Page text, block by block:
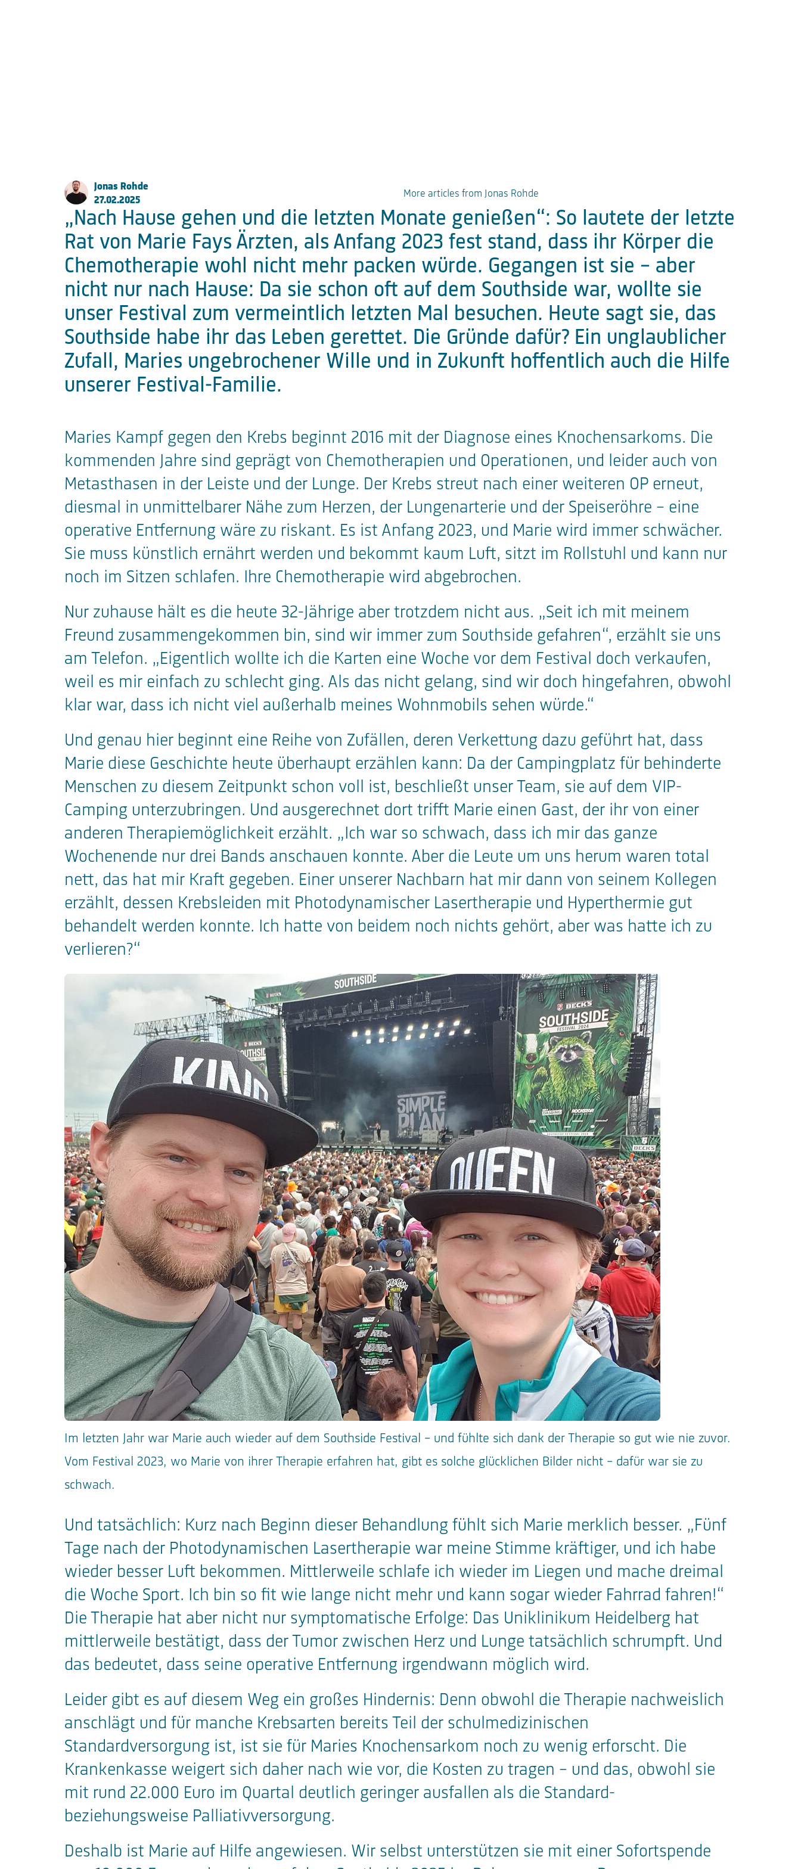
instagramlinkedin
Jonas Rohde
27.02.2025
More articles from Jonas Rohde
„Nach Hause gehen und die letzten Monate genießen“: So lautete der letzte
Rat von Marie Fays Ärzten, als Anfang 2023 fest stand, dass ihr Körper die
Chemotherapie wohl nicht mehr packen würde. Gegangen ist sie – aber
nicht nur nach Hause: Da sie schon oft auf dem Southside war, wollte sie
unser Festival zum vermeintlich letzten Mal besuchen. Heute sagt sie, das
Southside habe ihr das Leben gerettet. Die Gründe dafür? Ein unglaublicher
Zufall, Maries ungebrochener Wille und in Zukunft hoffentlich auch die Hilfe
unserer Festival-Familie.
Maries Kampf gegen den Krebs beginnt 2016 mit der Diagnose eines Knochensarkoms. Die
kommenden Jahre sind geprägt von Chemotherapien und Operationen, und leider auch von
Metasthasen in der Leiste und der Lunge. Der Krebs streut nach einer weiteren OP erneut,
diesmal in unmittelbarer Nähe zum Herzen, der Lungenarterie und der Speiseröhre – eine
operative Entfernung wäre zu riskant. Es ist Anfang 2023, und Marie wird immer schwächer.
Sie muss künstlich ernährt werden und bekommt kaum Luft, sitzt im Rollstuhl und kann nur
noch im Sitzen schlafen. Ihre Chemotherapie wird abgebrochen.
Nur zuhause hält es die heute 32-Jährige aber trotzdem nicht aus. „Seit ich mit meinem
Freund zusammengekommen bin, sind wir immer zum Southside gefahren“, erzählt sie uns
am Telefon. „Eigentlich wollte ich die Karten eine Woche vor dem Festival doch verkaufen,
weil es mir einfach zu schlecht ging. Als das nicht gelang, sind wir doch hingefahren, obwohl
klar war, dass ich nicht viel außerhalb meines Wohnmobils sehen würde.“
Und genau hier beginnt eine Reihe von Zufällen, deren Verkettung dazu geführt hat, dass
Marie diese Geschichte heute überhaupt erzählen kann: Da der Campingplatz für behinderte
Menschen zu diesem Zeitpunkt schon voll ist, beschließt unser Team, sie auf dem VIP-
Camping unterzubringen. Und ausgerechnet dort trifft Marie einen Gast, der ihr von einer
anderen Therapiemöglichkeit erzählt. „Ich war so schwach, dass ich mir das ganze
Wochenende nur drei Bands anschauen konnte. Aber die Leute um uns herum waren total
nett, das hat mir Kraft gegeben. Einer unserer Nachbarn hat mir dann von seinem Kollegen
erzählt, dessen Krebsleiden mit Photodynamischer Lasertherapie und Hyperthermie gut
behandelt werden konnte. Ich hatte von beidem noch nichts gehört, aber was hatte ich zu
verlieren?“
Im letzten Jahr war Marie auch wieder auf dem Southside Festival - und fühlte sich dank der Therapie so gut wie nie zuvor.
Vom Festival 2023, wo Marie von ihrer Therapie erfahren hat, gibt es solche glücklichen Bilder nicht - dafür war sie zu
schwach.
Und tatsächlich: Kurz nach Beginn dieser Behandlung fühlt sich Marie merklich besser. „Fünf
Tage nach der Photodynamischen Lasertherapie war meine Stimme kräftiger, und ich habe
wieder besser Luft bekommen. Mittlerweile schlafe ich wieder im Liegen und mache dreimal
die Woche Sport. Ich bin so fit wie lange nicht mehr und kann sogar wieder Fahrrad fahren!“
Die Therapie hat aber nicht nur symptomatische Erfolge: Das Uniklinikum Heidelberg hat
mittlerweile bestätigt, dass der Tumor zwischen Herz und Lunge tatsächlich schrumpft. Und
das bedeutet, dass seine operative Entfernung irgendwann möglich wird.
Leider gibt es auf diesem Weg ein großes Hindernis: Denn obwohl die Therapie nachweislich
anschlägt und für manche Krebsarten bereits Teil der schulmedizinischen
Standardversorgung ist, ist sie für Maries Knochensarkom noch zu wenig erforscht. Die
Krankenkasse weigert sich daher nach wie vor, die Kosten zu tragen – und das, obwohl sie
mit rund 22.000 Euro im Quartal deutlich geringer ausfallen als die Standard-
beziehungsweise Palliativversorgung.
Deshalb ist Marie auf Hilfe angewiesen. Wir selbst unterstützen sie mit einer Sofortspende